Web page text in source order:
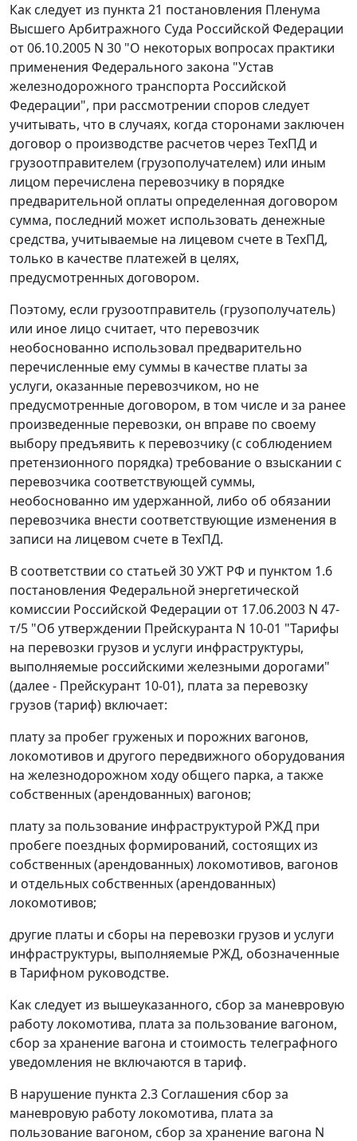
Как следует из пункта 21 постановления Пленума
Высшего Арбитражного Суда Российской Федерации
от 06.10.2005 N 30 "О некоторых вопросах практики
применения Федерального закона "Устав
железнодорожного транспорта Российской
Федерации", при рассмотрении споров следует
учитывать, что в случаях, когда сторонами заключен
договор о производстве расчетов через ТехПД и
грузоотправителем (грузополучателем) или иным
лицом перечислена перевозчику в порядке
предварительной оплаты определенная договором
сумма, последний может использовать денежные
средства, учитываемые на лицевом счете в ТехПД,
только в качестве платежей в целях,
предусмотренных договором.
Поэтому, если грузоотправитель (грузополучатель)
или иное лицо считает, что перевозчик
необоснованно использовал предварительно
перечисленные ему суммы в качестве платы за
услуги, оказанные перевозчиком, но не
предусмотренные договором, в том числе и за ранее
произведенные перевозки, он вправе по своему
выбору предъявить к перевозчику (с соблюдением
претензионного порядка) требование о взыскании с
перевозчика соответствующей суммы,
необоснованно им удержанной, либо об обязании
перевозчика внести соответствующие изменения в
записи на лицевом счете в ТехПД.
В соответствии со статьей 30УЖТ РФ и пунктом 1.6
постановления Федеральной энергетической
комиссии Российской Федерации от 17.06.2003 N 47-
т/5 "Об утверждении Прейскуранта N 10-01 "Тарифы
на перевозки грузов и услуги инфраструктуры,
выполняемые российскими железными дорогами"
(далее - Прейскурант 10-01), плата за перевозку
грузов (тариф) включает:
плату за пробег груженых и порожних вагонов,
локомотивов и другого передвижного оборудования
на железнодорожном ходу общего парка, а также
собственных (арендованных) вагонов;
плату за пользование инфраструктурой РЖД при
пробеге поездных формирований, состоящих из
собственных (арендованных) локомотивов, вагонов
и отдельных собственных (арендованных)
локомотивов;
другие платы и сборы на перевозки грузов и услуги
инфраструктуры, выполняемые РЖД, обозначенные
в Тарифном руководстве.
Как следует из вышеуказанного, сбор за маневровую
работу локомотива, плата за пользование вагоном,
сбор за хранение вагона и стоимость телеграфного
уведомления не включаются в тариф.
В нарушение пункта 2.3 Соглашения сбор за
маневровую работу локомотива, плата за
пользование вагоном, сбор за хранение вагона N